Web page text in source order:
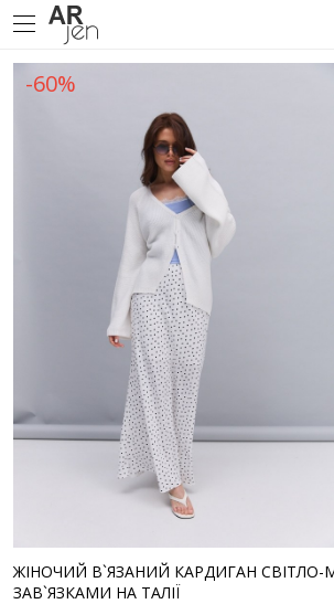
-60%
ЖІНОЧИЙ В`ЯЗАНИЙ КАРДИГАН СВІТЛО-
ЗАВ`ЯЗКАМИ НА ТАЛІЇ